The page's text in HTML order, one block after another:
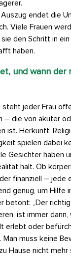
endet die
Viele Frauen
den Schritt in
haben.
und wann der
steht jeder Frau
– die von akuter
ist. Herkunft,
spielen dabei
Gesichter haben
halt. Ob
finanziell – jede
genug, um Hilfe
betont: „Der
ist immer dann,
erlebt oder
Man muss keine
Hause nicht